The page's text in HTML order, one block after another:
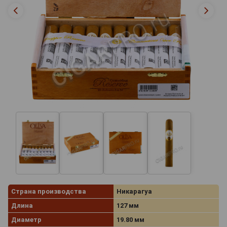
Страна производства
Никарагуа
Длина
127 мм
Диаметр
19.80 мм